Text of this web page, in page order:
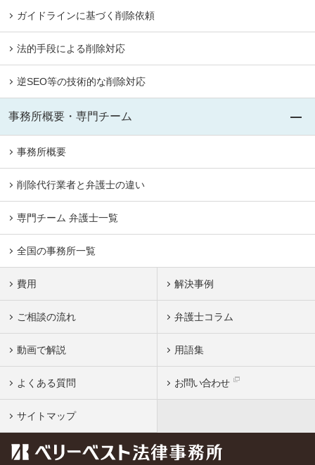
ガイドラインに基づく削除依頼
法的手段による削除対応
逆SEO等の技術的な削除対応
事務所概要・専門チーム
事務所概要
削除代行業者と弁護士の違い
専門チーム 弁護士一覧
全国の事務所一覧
費用 解決事例
ご相談の流れ 弁護士コラム
動画で解説 用語集
よくある質問 お問い合わせ
サイトマップ